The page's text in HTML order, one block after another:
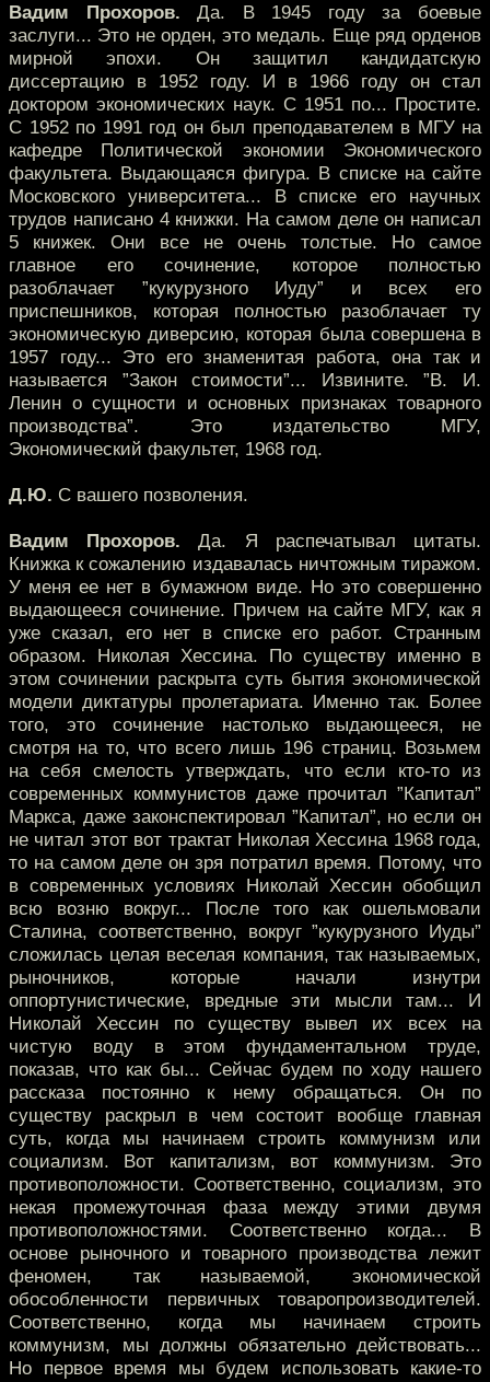
Вадим Прохоров. Да. В 1945 году за боевые
заслуги... Это не орден, это медаль. Еще ряд орденов
мирной эпохи. Он защитил кандидатскую
диссертацию в 1952 году. И в 1966 году он стал
доктором экономических наук. С 1951 по... Простите.
С 1952 по 1991 год он был преподавателем в МГУ на
кафедре Политической экономии Экономического
факультета. Выдающаяся фигура. В списке на сайте
Московского университета... В списке его научных
трудов написано 4 книжки. На самом деле он написал
5 книжек. Они все не очень толстые. Но самое
главное его сочинение, которое полностью
разоблачает ”кукурузного Иуду” и всех его
приспешников, которая полностью разоблачает ту
экономическую диверсию, которая была совершена в
1957 году... Это его знаменитая работа, она так и
называется ”Закон стоимости”... Извините. ”В. И.
Ленин о сущности и основных признаках товарного
производства”. Это издательство МГУ,
Экономический факультет, 1968 год.
Д.Ю. С вашего позволения.
Вадим Прохоров. Да. Я распечатывал цитаты.
Книжка к сожалению издавалась ничтожным тиражом.
У меня ее нет в бумажном виде. Но это совершенно
выдающееся сочинение. Причем на сайте МГУ, как я
уже сказал, его нет в списке его работ. Странным
образом. Николая Хессина. По существу именно в
этом сочинении раскрыта суть бытия экономической
модели диктатуры пролетариата. Именно так. Более
того, это сочинение настолько выдающееся, не
смотря на то, что всего лишь 196 страниц. Возьмем
на себя смелость утверждать, что если кто-то из
современных коммунистов даже прочитал ”Капитал”
Маркса, даже законспектировал ”Капитал”, но если он
не читал этот вот трактат Николая Хессина 1968 года,
то на самом деле он зря потратил время. Потому, что
в современных условиях Николай Хессин обобщил
всю возню вокруг... После того как ошельмовали
Сталина, соответственно, вокруг ”кукурузного Иуды”
сложилась целая веселая компания, так называемых,
рыночников, которые начали изнутри
оппортунистические, вредные эти мысли там... И
Николай Хессин по существу вывел их всех на
чистую воду в этом фундаментальном труде,
показав, что как бы... Сейчас будем по ходу нашего
рассказа постоянно к нему обращаться. Он по
существу раскрыл в чем состоит вообще главная
суть, когда мы начинаем строить коммунизм или
социализм. Вот капитализм, вот коммунизм. Это
противоположности. Соответственно, социализм, это
некая промежуточная фаза между этими двумя
противоположностями. Соответственно когда... В
основе рыночного и товарного производства лежит
феномен, так называемой, экономической
обособленности первичных товаропроизводителей.
Соответственно, когда мы начинаем строить
коммунизм, мы должны обязательно действовать...
Но первое время мы будем использовать какие-то